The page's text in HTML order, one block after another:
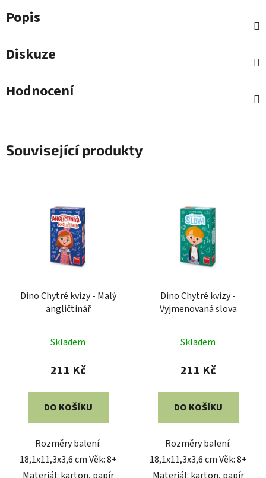
Popis
Diskuze
Hodnocení
Související produkty
Dino Chytré kvízy - Malý
angličtinář
Skladem
211 Kč
DO KOŠÍKU
Rozměry balení:
18,1x11,3x3,6 cm Věk: 8+
Dino Chytré kvízy -
Vyjmenovaná slova
Skladem
211 Kč
DO KOŠÍKU
Rozměry balení:
18,1x11,3x3,6 cm Věk: 8+